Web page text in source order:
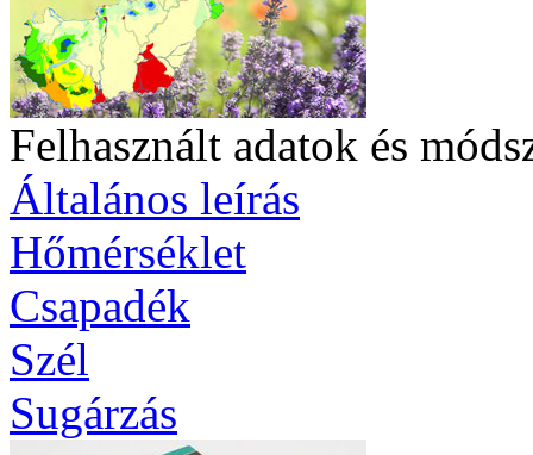
Felhasznált adatok és
Általános leírás
Hőmérséklet
Csapadék
Szél
Sugárzás